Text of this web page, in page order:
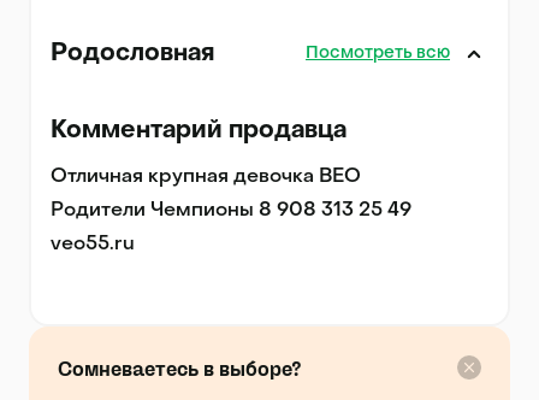
Родословная Посмотреть всю
Комментарий продавца
Отличная крупная девочка ВЕО
Родители Чемпионы 8 908 313 25 49
veo55.ru
Сомневаетесь в выборе?